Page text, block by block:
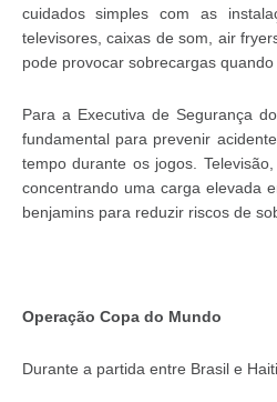
cuidados simples com as
televisores, caixas de som, air
pode provocar sobrecargas
Para a Executiva de Segurança
fundamental para prevenir
tempo durante os jogos.
concentrando uma carga elevada
benjamins para reduzir riscos de
Operação Copa do Mundo
Durante a partida entre Brasil e